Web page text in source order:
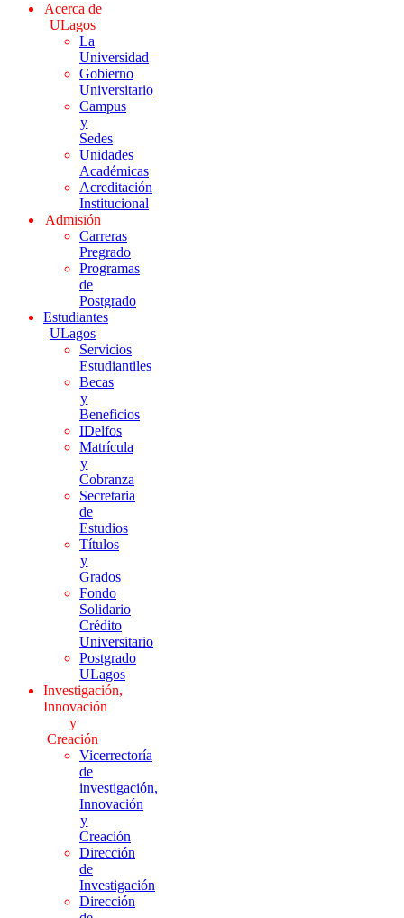
Acerca de
ULagos
La
Universidad
Gobierno
Universitario
Campus
y
Sedes
Unidades
Académicas
Acreditación
Institucional
Admisión
Carreras
Pregrado
Programas
de
Postgrado
Estudiantes
ULagos
Servicios
Estudiantiles
Becas
y
Beneficios
IDelfos
Matrícula
y
Cobranza
Secretaria
de
Estudios
Títulos
y
Grados
Fondo
Solidario
Crédito
Universitario
Postgrado
ULagos
Investigación,
Innovación
y
Creación
Vicerrectoría
de
investigación,
Innovación
y
Creación
Dirección
de
Investigación
Dirección